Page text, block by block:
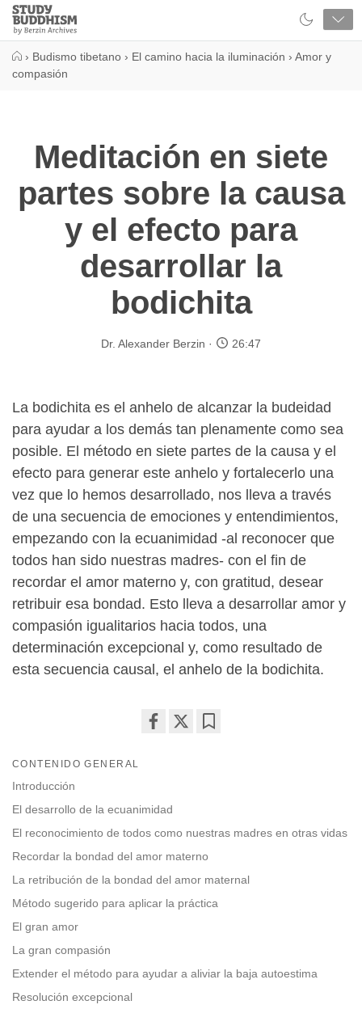
Close
Study
Buddhism
› Budismo tibetano › El camino hacia la iluminación › Amor y
compasión
Meditación en siete
partes sobre la causa
y el efecto para
desarrollar la
bodichita
Dr. Alexander Berzin 26:47
La bodichita es el anhelo de alcanzar la budeidad
para ayudar a los demás tan plenamente como sea
posible. El método en siete partes de la causa y el
efecto para generar este anhelo y fortalecerlo una
vez que lo hemos desarrollado, nos lleva a través
de una secuencia de emociones y entendimientos,
empezando con la ecuanimidad -al reconocer que
todos han sido nuestras madres- con el fin de
recordar el amor materno y, con gratitud, desear
retribuir esa bondad. Esto lleva a desarrollar amor y
compasión igualitarios hacia todos, una
determinación excepcional y, como resultado de
esta secuencia causal, el anhelo de la bodichita.
CONTENIDO GENERAL
Introducción
El desarrollo de la ecuanimidad
El reconocimiento de todos como nuestras madres en otras vidas
Recordar la bondad del amor materno
La retribución de la bondad del amor maternal
Método sugerido para aplicar la práctica
El gran amor
La gran compasión
Extender el método para ayudar a aliviar la baja autoestima
Resolución excepcional